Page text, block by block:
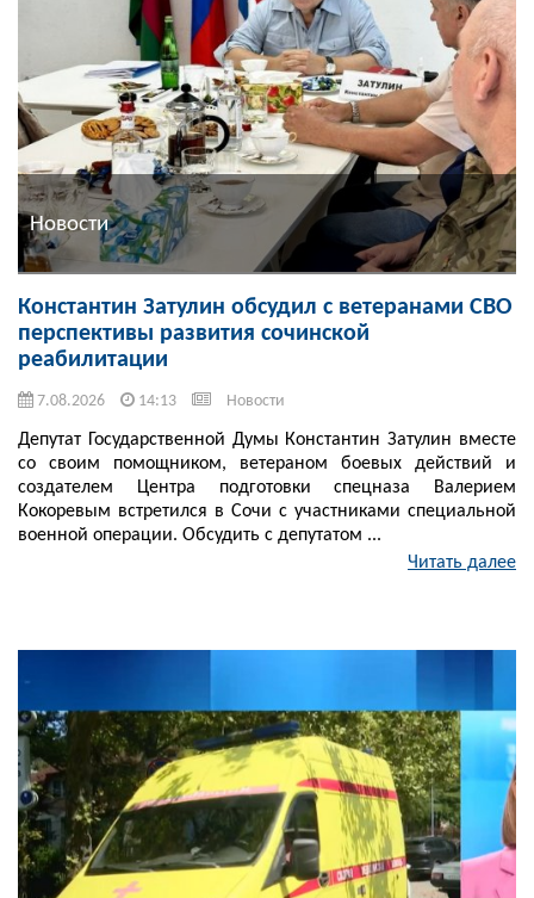
Новости
Константин Затулин обсудил с ветеранами СВО
перспективы развития сочинской
реабилитации
7.08.2026 14:13 Новости
Депутат Государственной Думы Константин Затулин вместе
со своим помощником, ветераном боевых действий и
создателем Центра подготовки спецназа Валерием
Кокоревым встретился в Сочи с участниками специальной
военной операции. Обсудить с депутатом ...
Читать далее